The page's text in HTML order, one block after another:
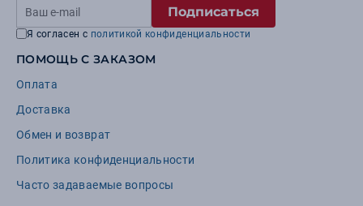
Подписаться
Я согласен с политикой конфиденциальности
ПОМОЩЬ С ЗАКАЗОМ
Оплата
Доставка
Обмен и возврат
Политика конфиденциальности
Часто задаваемые вопросы